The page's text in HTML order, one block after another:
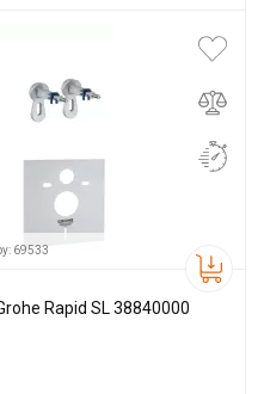
69533
Rapid SL 38840000